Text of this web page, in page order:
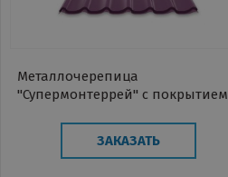
Металлочерепица
"Супермонтеррей" с покрытием
ЗАКАЗАТЬ